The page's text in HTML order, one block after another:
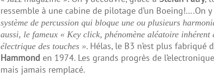
ressemble à une cabine de pilotage d’un Boeing!….On
système de percussion qui bloque une ou plusieurs
aussi, le fameux « Key click, phénomène aléatoire
électrique des touches ». Hélas, le B3 n’est plus
Hammond en 1974. Les grands progrès de
mais jamais remplacé.